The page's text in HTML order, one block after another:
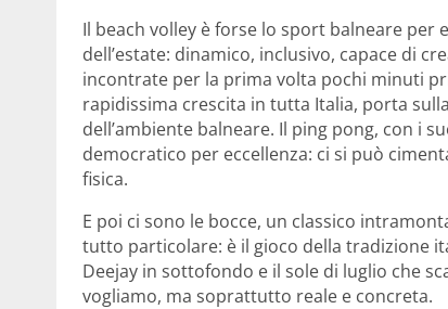
Il beach volley è forse lo sport balneare
dell’estate: dinamico, inclusivo, capace di
incontrate per la prima volta pochi minuti
rapidissima crescita in tutta Italia, porta
dell’ambiente balneare. Il ping pong, con i
democratico per eccellenza: ci si può
fisica.
E poi ci sono le bocce, un classico
tutto particolare: è il gioco della tradizione
Deejay in sottofondo e il sole di luglio che
vogliamo, ma soprattutto reale e concreta.